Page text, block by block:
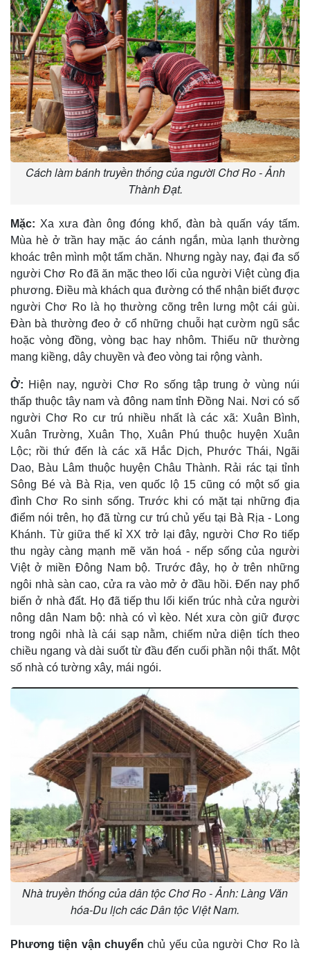
Cách làm bánh truyền thống của người Chơ Ro - Ảnh
Thành Đạt.
Mặc: Xa xưa đàn ông đóng khố, đàn bà quấn váy tấm.
Mùa hè ở trần hay mặc áo cánh ngắn, mùa lạnh thường
khoác trên mình một tấm chăn. Nhưng ngày nay, đại đa số
người Chơ Ro đã ăn mặc theo lối của người Việt cùng địa
phương. Ðiều mà khách qua đường có thể nhận biết được
người Chơ Ro là họ thường cõng trên lưng một cái gùi.
Ðàn bà thường đeo ở cổ những chuỗi hạt cườm ngũ sắc
hoặc vòng đồng, vòng bạc hay nhôm. Thiếu nữ thường
mang kiềng, dây chuyền và đeo vòng tai rộng vành.
Ở: Hiện nay, người Chơ Ro sống tập trung ở vùng núi
thấp thuộc tây nam và đông nam tỉnh Ðồng Nai. Nơi có số
người Chơ Ro cư trú nhiều nhất là các xã: Xuân Bình,
Xuân Trường, Xuân Thọ, Xuân Phú thuộc huyện Xuân
Lộc; rồi thứ đến là các xã Hắc Dịch, Phước Thái, Ngãi
Dao, Bàu Lâm thuộc huyện Châu Thành. Rải rác tại tỉnh
Sông Bé và Bà Rịa, ven quốc lộ 15 cũng có một số gia
đình Chơ Ro sinh sống. Trước khi có mặt tại những địa
điểm nói trên, họ đã từng cư trú chủ yếu tại Bà Rịa - Long
Khánh. Từ giữa thế kỉ XX trở lại đây, người Chơ Ro tiếp
thu ngày càng mạnh mẽ văn hoá - nếp sống của người
Việt ở miền Ðông Nam bộ. Trước đây, họ ở trên những
ngôi nhà sàn cao, cửa ra vào mở ở đầu hồi. Ðến nay phổ
biến ở nhà đất. Họ đã tiếp thu lối kiến trúc nhà cửa người
nông dân Nam bộ: nhà có vì kèo. Nét xưa còn giữ được
trong ngôi nhà là cái sạp nằm, chiếm nửa diện tích theo
chiều ngang và dài suốt từ đầu đến cuối phần nội thất. Một
số nhà có tường xây, mái ngói.
Nhà truyền thống của dân tộc Chơ Ro - Ảnh: Làng Văn
hóa-Du lịch các Dân tộc Việt Nam.
Phương tiện vận chuyển chủ yếu của người Chơ Ro là